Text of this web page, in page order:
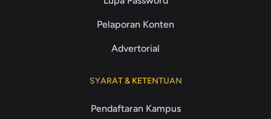
Pelaporan Konten
Advertorial
SYARAT & KETENTUAN
Pendaftaran Kampus